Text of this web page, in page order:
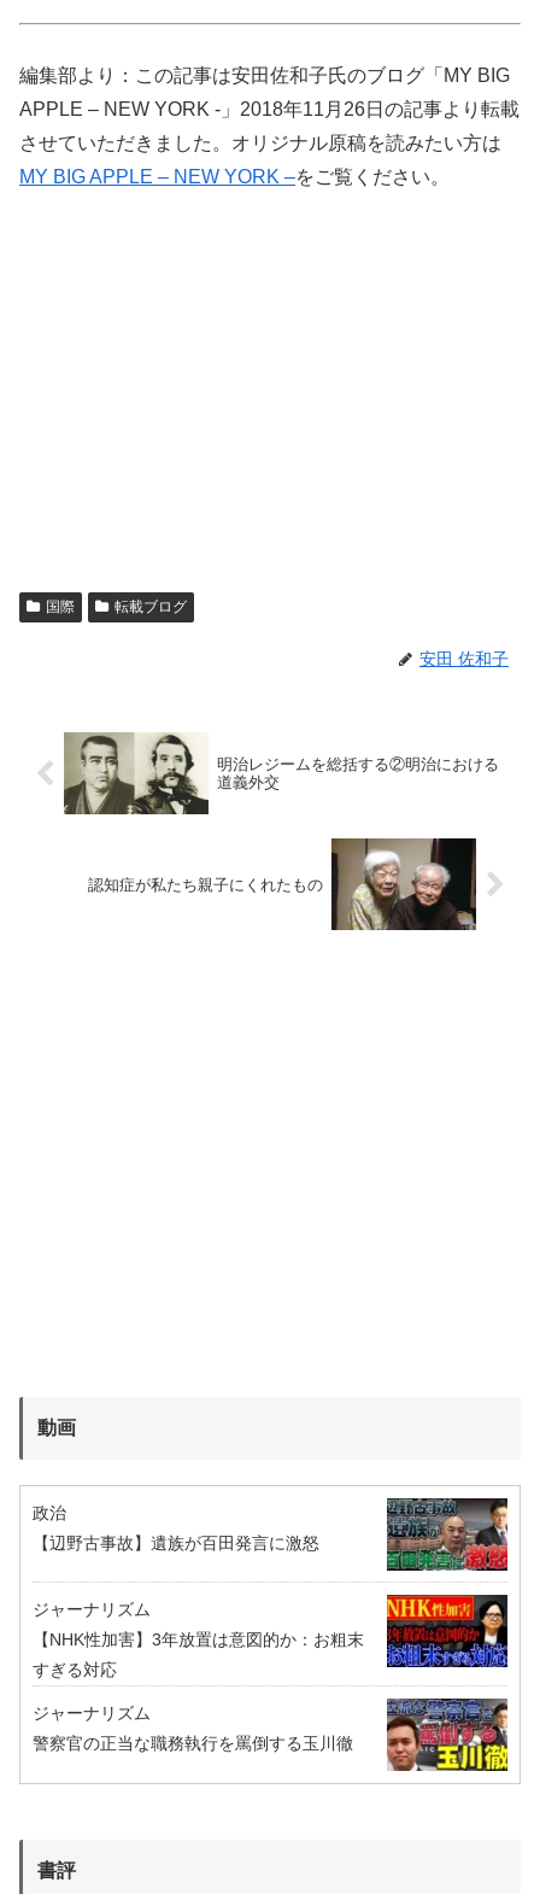
編集部より：この記事は安田佐和子氏のブログ「MY BIG
APPLE – NEW YORK -」2018年11月26日の記事より転載
させていただきました。オリジナル原稿を読みたい方は
MY BIG APPLE – NEW YORK –をご覧ください。
国際 転載ブログ
安田 佐和子
明治レジームを総括する②明治における
道義外交
認知症が私たち親子にくれたもの
動画
政治
【辺野古事故】遺族が百田発言に激怒
ジャーナリズム
【NHK性加害】3年放置は意図的か：お粗末
すぎる対応
ジャーナリズム
警察官の正当な職務執行を罵倒する玉川徹
書評